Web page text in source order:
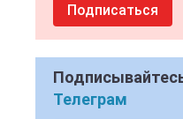
Подписаться
Телеграм